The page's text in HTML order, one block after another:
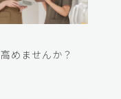
めませんか？